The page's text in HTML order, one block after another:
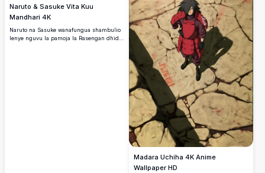
Naruto & Sasuke Vita Kuu
Mandhari 4K
Naruto na Sasuke wanafungua shambulio
lenye nguvu la pamoja la Rasengan dhidi
Madara Uchiha 4K Anime
Wallpaper HD